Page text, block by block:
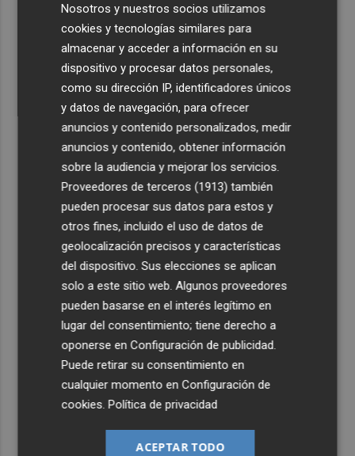
Nosotros y nuestros socios utilizamos
cookies y tecnologías similares para
almacenar y acceder a información en su
dispositivo y procesar datos personales,
como su dirección IP, identificadores únicos
y datos de navegación, para ofrecer
anuncios y contenido personalizados, medir
anuncios y contenido, obtener información
sobre la audiencia y mejorar los servicios.
Proveedores de terceros (1913) también
pueden procesar sus datos para estos y
otros fines, incluido el uso de datos de
geolocalización precisos y características
del dispositivo. Sus elecciones se aplican
solo a este sitio web. Algunos proveedores
pueden basarse en el interés legítimo en
lugar del consentimiento; tiene derecho a
oponerse enConfiguración de publicidad
Puede retirar su consentimiento en
cualquier momento enConfiguración de
cookies .Política de privacidad
ACEPTAR TODO